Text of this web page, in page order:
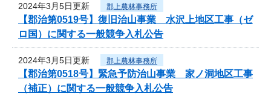
2024年3月5日更新 郡上農林事務所
【郡治第0519号】復旧治山事業 水沢上地区工事（ゼ
ロ国）に関する一般競争入札公告
2024年3月5日更新 郡上農林事務所
【郡治第0518号】緊急予防治山事業 家ノ洞地区工事
（補正）に関する一般競争入札公告